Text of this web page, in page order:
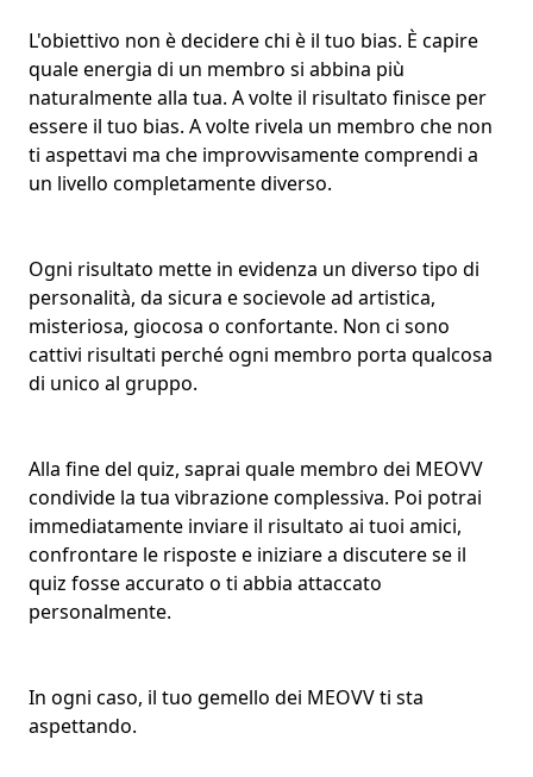
L'obiettivo non è decidere chi è il tuo bias. È capire
quale energia di un membro si abbina più
naturalmente alla tua. A volte il risultato finisce per
essere il tuo bias. A volte rivela un membro che non
ti aspettavi ma che improvvisamente comprendi a
un livello completamente diverso.
Ogni risultato mette in evidenza un diverso tipo di
personalità, da sicura e socievole ad artistica,
misteriosa, giocosa o confortante. Non ci sono
cattivi risultati perché ogni membro porta qualcosa
di unico al gruppo.
Alla fine del quiz, saprai quale membro dei MEOVV
condivide la tua vibrazione complessiva. Poi potrai
immediatamente inviare il risultato ai tuoi amici,
confrontare le risposte e iniziare a discutere se il
quiz fosse accurato o ti abbia attaccato
personalmente.
In ogni caso, il tuo gemello dei MEOVV ti sta
aspettando.